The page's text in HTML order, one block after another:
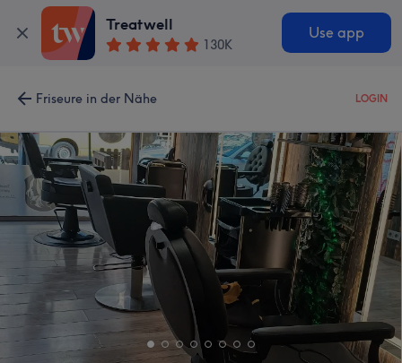
Treatwell
130K
Use app
Friseure in der Nähe LOGIN